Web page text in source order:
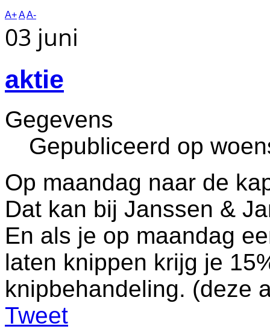
A+AA-
03 juni
aktie
Gegevens
Gepubliceerd op
Op maandag naar de
Dat kan bij Janssen &
En als je op maandag
laten knippen krijg je
knipbehandeling. (deze
Tweet